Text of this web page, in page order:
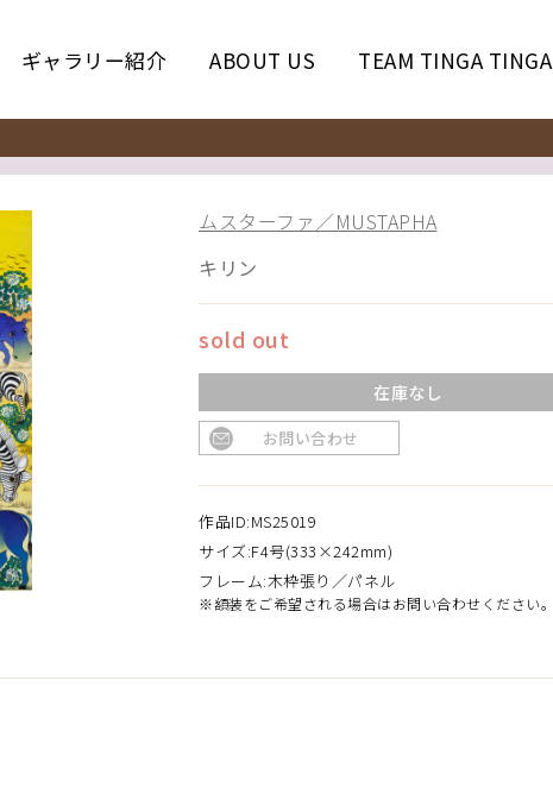
ギャラリー紹介 ABOUT US TEAM TINGA TINGA
ムスターファ／MUSTAPHA
キリン
sold out
在庫なし
お問い合わせ
作品ID:MS25019
サイズ:F4号(333×242mm)
フレーム:木枠張り／パネル
※額装をご希望される場合はお問い合わせください。